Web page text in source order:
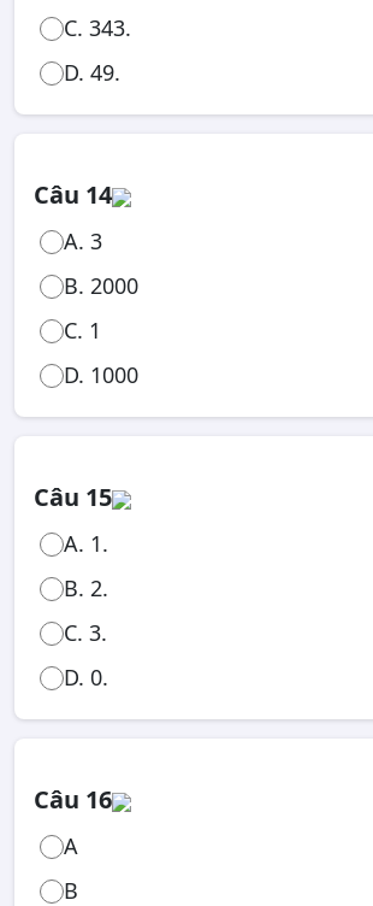
C. 343.
D. 49.
Câu 14
A. 3
B. 2000
C. 1
D. 1000
Câu 15
A. 1.
B. 2.
C. 3.
D. 0.
Câu 16
A
B